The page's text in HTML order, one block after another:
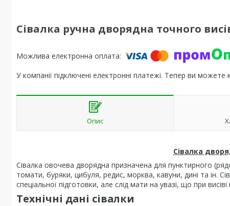
Сівалка ручна дворядна точного
У компанії підключені електронні платежі. Тепер ви
Опис
Сівалка
Сівалка овочева дворядна призначена для пунктирного
томати, буряки, цибуля, редис, морква, кавуни, дині та ін.
спеціальної підготовки, але слід мати на увазі, що при
Технічні дані сівалки